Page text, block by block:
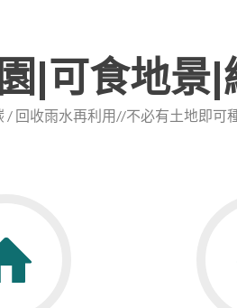
|可食地景|
/ 回收雨水再利用//不必有土地即可